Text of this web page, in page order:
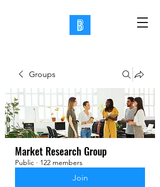
Groups
Market Research Group
Public · 122 members
Join